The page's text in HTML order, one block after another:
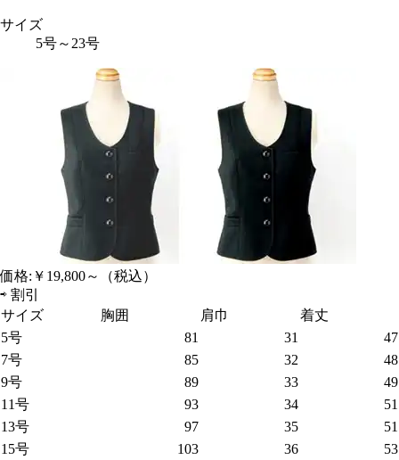
サイズ
5号～23号
価格: ￥19,800～
（税込）
⇨ 割引
サイズ
胸囲 肩巾
着丈
5号
81 31
47
7号
85 32
48
9号
89 33
49
11号
93 34
51
13号
97 35
51
15号
103 36
53